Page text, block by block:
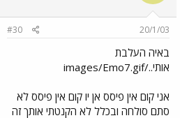
20/1/03
#30
באיה העלבת
אותי../images/Emo7.gif
אני קום אין פיסס אן יו קום אין פיסס לא
סתם סולחה ובכלל לא הקנטתי אותך זה